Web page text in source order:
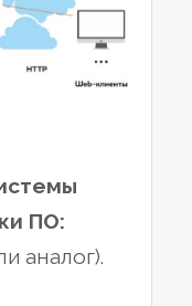
ПО:
аналог).